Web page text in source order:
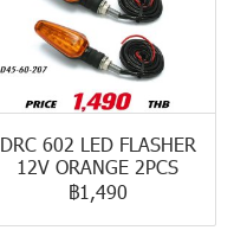
DRC 602 LED FLASHER
12V ORANGE 2PCS
฿1,490